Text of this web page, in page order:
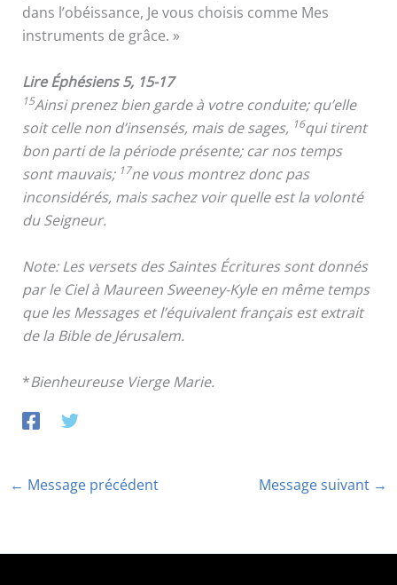
dans l’obéissance, Je vous choisis comme Mes
instruments de grâce. »
Lire Éphésiens 5, 15-17
15Ainsi prenez bien garde à votre conduite; qu’elle
soit celle non d’insensés, mais de sages, 16qui tirent
bon parti de la période présente; car nos temps
sont mauvais; 17ne vous montrez donc pas
inconsidérés, mais sachez voir quelle est la volonté
du Seigneur.
Note: Les versets des Saintes Écritures sont donnés
par le Ciel à Maureen Sweeney-Kyle en même temps
que les Messages et l’équivalent français est extrait
de la Bible de Jérusalem.
*Bienheureuse Vierge Marie.
← Message précédent Message suivant →